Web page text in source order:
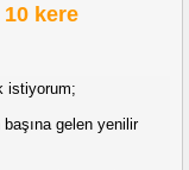
gold-temizlik-seti-
kere
istiyorum;
başına gelen yenilir